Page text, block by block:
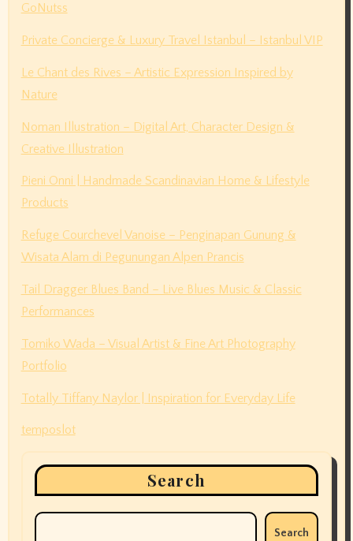
GoNutss
Private Concierge & Luxury Travel Istanbul – Istanbul VIP
Le Chant des Rives – Artistic Expression Inspired by
Nature
Noman Illustration – Digital Art, Character Design &
Creative Illustration
Pieni Onni | Handmade Scandinavian Home & Lifestyle
Products
Refuge Courchevel Vanoise – Penginapan Gunung &
Wisata Alam di Pegunungan Alpen Prancis
Tail Dragger Blues Band – Live Blues Music & Classic
Performances
Tomiko Wada – Visual Artist & Fine Art Photography
Portfolio
Totally Tiffany Naylor | Inspiration for Everyday Life
temposlot
Search
Search